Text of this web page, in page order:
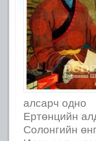
алсарч одно
Ертөнцийн
Солонгийн